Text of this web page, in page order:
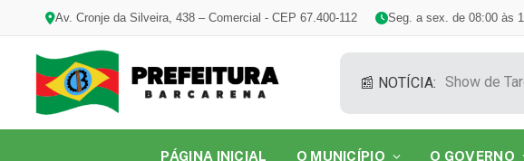
Av. Cronje da Silveira, 438 – Comercial - CEP 67.400-112 Seg. a sex. de 08:00 às
📰 NOTÍCIA:
PÁGINA INICIAL O MUNICÍPIO O GOVERNO